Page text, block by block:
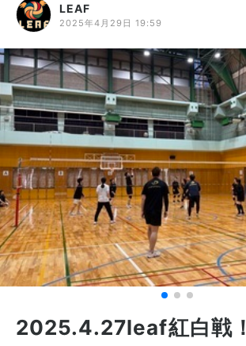
LEAF
2025年4月29日 19:59
2025.4.27leaf紅白戦！